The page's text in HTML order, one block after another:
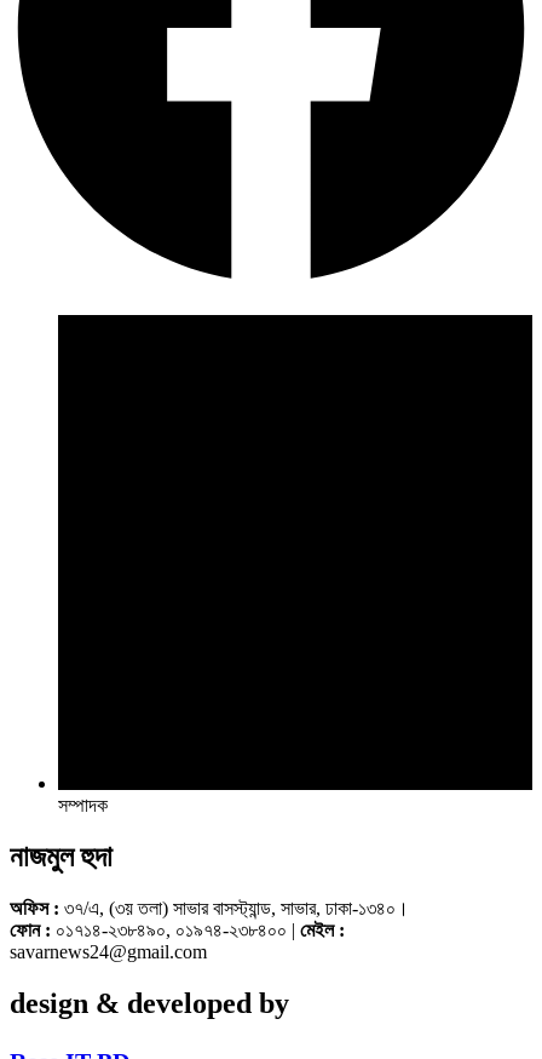
সম্পাদক
নাজমুল হুদা
অফিস : ৩৭/এ, (৩য় তলা) সাভার বাসস্ট্যান্ড, সাভার, ঢাকা-১৩৪০।
ফোন : ০১৭১৪-২৩৮৪৯০, ০১৯৭৪-২৩৮৪০০ | মেইল :
savarnews24@gmail.com
design & developed by